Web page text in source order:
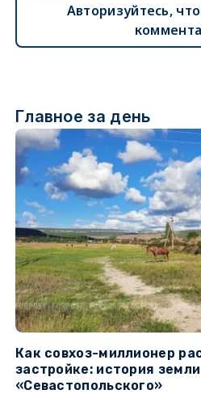
Авторизуйтесь,
Главное за день
Как совхоз-миллионер
застройке: история земли
«Севастопольского»